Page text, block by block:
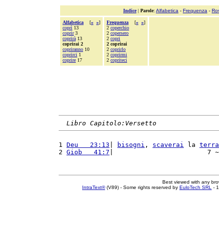
Indice| Parole: Alfabetica - Frequenza -
Alfabetica [« »]
coprì 13
coprir3
coprirà 13
coprirai 2
copriranno 10
coprirci 1
coprire 17
Frequenza [« »]
2 coperchio
2 copersero
2 copri
2 coprirai
2 coprirlo
2 coprirmi
2 copriteci
Libro Capitolo:Versetto
1 Deu   23:13 bisogni , scaverai la terra
2 Giob   41:7 |                        7
Best viewed with any
IntraText®(V89) - Some rights reserved by EuloTech SRL -